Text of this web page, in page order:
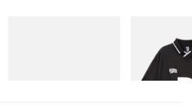
Billionaire
Initial D Game
立即購入